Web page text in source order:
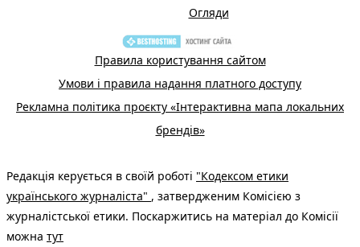
Огляди
Правила користування сайтом
Умови і правила надання платного доступу
Рекламна політика проєкту «Інтерактивна мапа локальних
брендів»
Редакція керується в своїй роботі "Кодексом етики
українського журналіста" , затвердженим Комісією з
журналістської етики. Поскаржитись на матеріал до Комісії
можна тут